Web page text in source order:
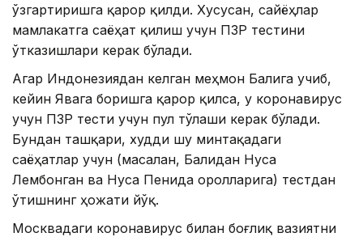
ўзгартиришга қарор қилди. Хусусан, сайёҳлар
мамлакатга саёҳат қилиш учун ПЗР тестини
ўтказишлари керак бўлади.
Агар Индонезиядан келган меҳмон Балига учиб,
кейин Явага боришга қарор қилса, у коронавирус
учун ПЗР тести учун пул тўлаши керак бўлади.
Бундан ташқари, худди шу минтақадаги
саёҳатлар учун (масалан, Балидан Нуса
Лембонган ва Нуса Пенида оролларига) тестдан
ўтишнинг ҳожати йўқ.
Москвадаги коронавирус билан боғлиқ вазиятни